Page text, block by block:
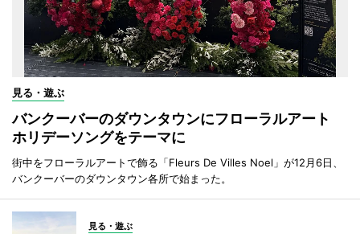
見る・遊ぶ
バンクーバーのダウンタウンにフローラルアート
ホリデーソングをテーマに
街中をフローラルアートで飾る「Fleurs De Villes Noel」が12月6日、
バンクーバーのダウンタウン各所で始まった。
見る・遊ぶ